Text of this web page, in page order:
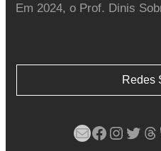
Em 2024, o Prof. Dinis
Redes
Mail Facebook Instagram Twitter Threads